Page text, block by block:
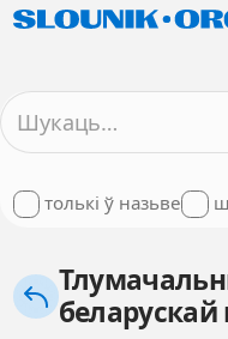
толькі ў назьве
беларускай